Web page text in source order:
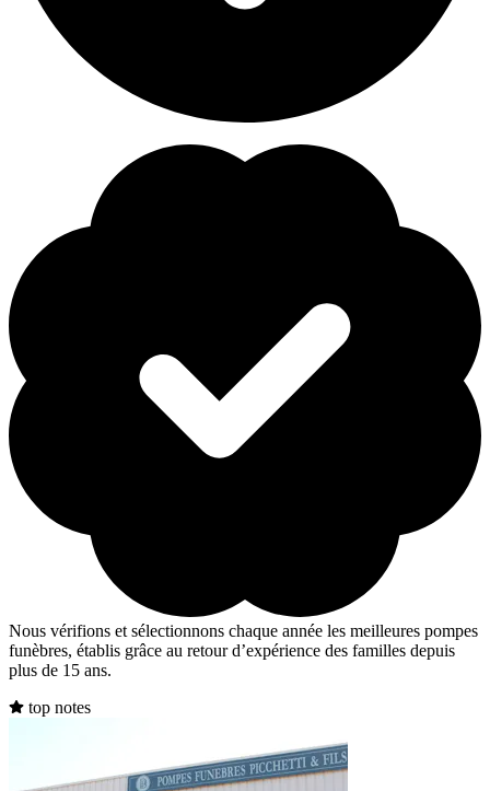
Nous vérifions et sélectionnons chaque année les meilleures pompes
funèbres, établis grâce au retour d’expérience des familles depuis
plus de 15 ans.
top notes